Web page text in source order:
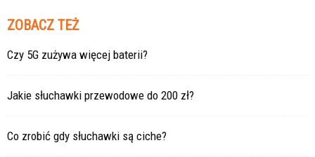
ZOBACZ TEŻ
Czy 5G zużywa więcej baterii?
Jakie słuchawki przewodowe do 200 zł?
Co zrobić gdy słuchawki są ciche?